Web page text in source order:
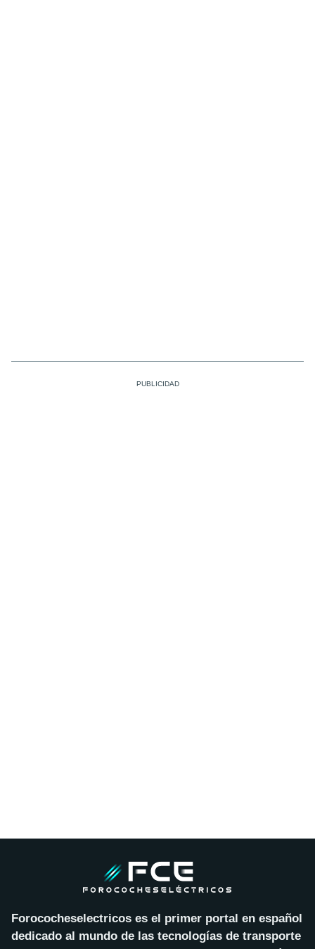
Forococheselectricos es el primer portal en español
dedicado al mundo de las tecnologías de transporte